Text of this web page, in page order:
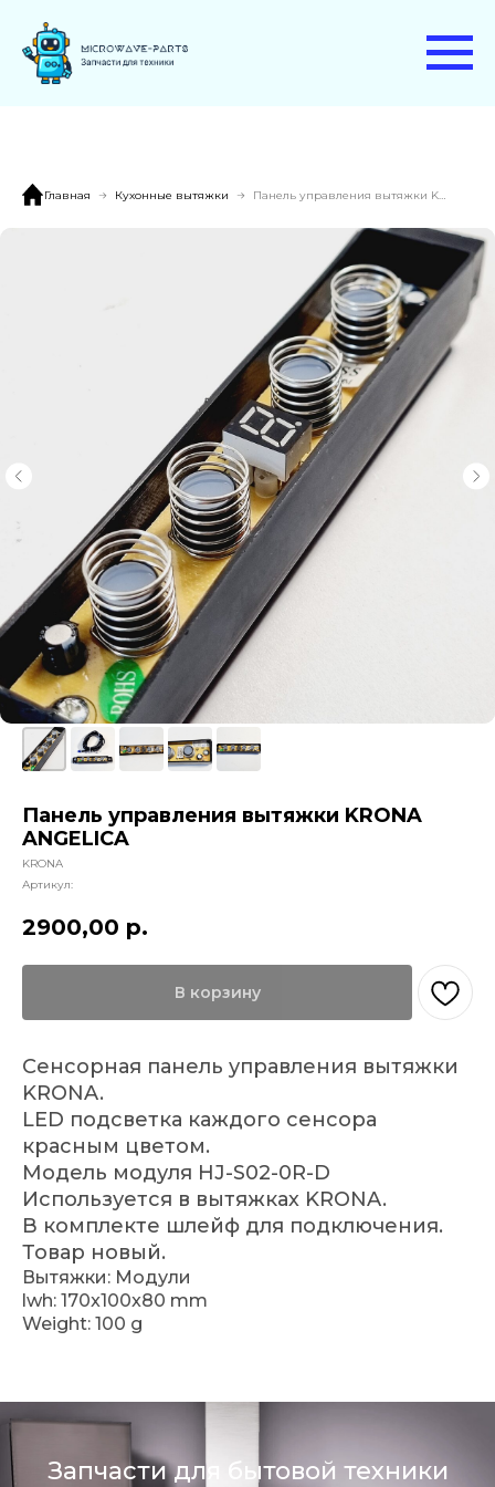
Главная Кухонные вытяжки
Панель управления вытяжки KRONA
ANGELICA
KRONA
Артикул:
2900,00 р.
В корзину
Сенсорная панель управления вытяжки
KRONA.
LED подсветка каждого сенсора
красным цветом.
Модель модуля HJ-S02-0R-D
Используется в вытяжках KRONA.
В комплекте шлейф для подключения.
Товар новый.
Вытяжки: Модули
lwh: 170x100x80 mm
Weight: 100 g
Запчасти для бытовой техники